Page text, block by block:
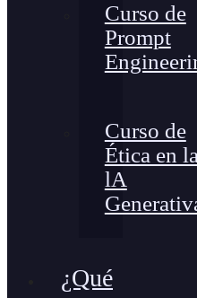
Curso de
Prompt
Curso de
Ética en la
lA
¿Qué